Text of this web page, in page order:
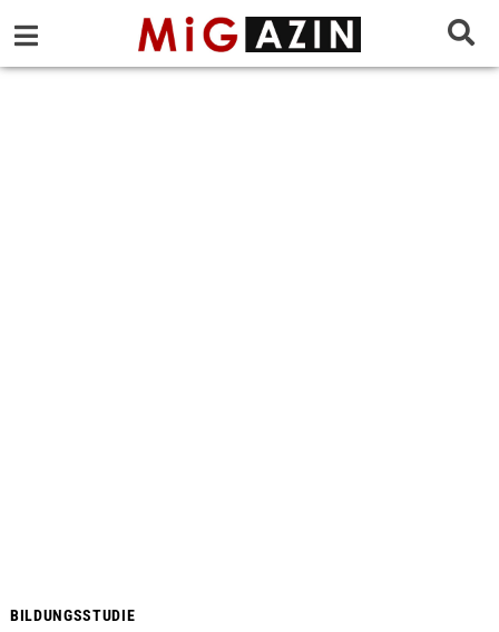
BILDUNGSSTUDIE